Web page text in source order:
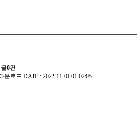
0건
운로드 DATE : 2022-11-01 01:02:05